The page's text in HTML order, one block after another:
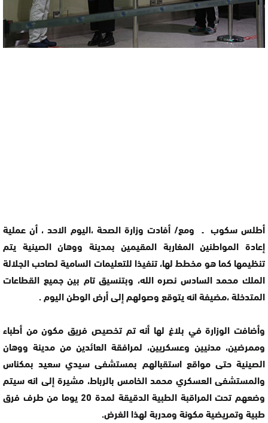
أطلس سكوب ـ ومع/ أفادت وزارة الصحة ،اليوم الاحد ، أن عملية
إعادة المواطنين المغاربة المقيمين بمدينة ووهان الصينية يتم
تنظيمها كما هو مخطط لها، تنفيذا للتعليمات السامية لصاحب الجلالة
الملك محمد السادس نصره الله، وبتنسيق تام بين جميع القطاعات
المتدخلة ،مضيفة انه يتوقع وصولهم إلى أرض الوطن اليوم .
وأضافت الوزارة في بلاغ لها أنه تم تخصيص فريق مكون من أطباء
وممرضين، مدنيين وعسكريين، لمرافقة العائدين من مدينة ووهان
الصينية حتى مواقع استقبالهم بمستشفى سيدي سعيد بمكناس
والمستشفى العسكري محمد الخامس بالرباط، مشيرة إلى انه سيتم
وضعهم تحت المراقبة الطبية الدقيقة لمدة 20 يوما من طرف فرق
طبية وتمريضية مكونة ومدربة لهذا الغرض.